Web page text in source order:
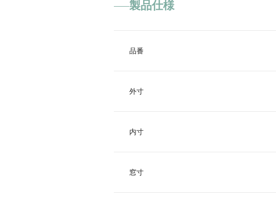
製品仕様
品番
外寸
内寸
窓寸